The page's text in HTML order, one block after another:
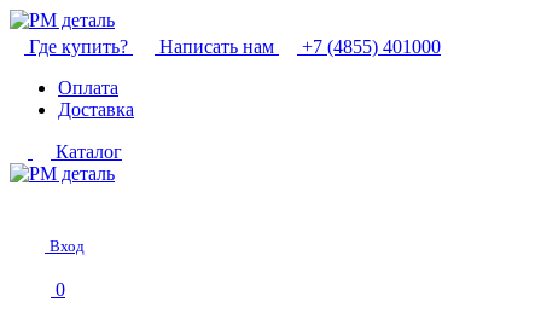
Где купить? Написать нам
+7 (4855) 401000
Оплата
Доставка
Каталог
Вход
0